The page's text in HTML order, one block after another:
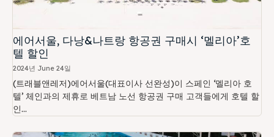
에어서울, 다낭&나트랑 항공권 구매시 ‘멜리아’호
텔 할인
2024년 June 24일
(트래블앤레저)에어서울(대표이사 선완성)이 스페인 ‘멜리아 호
텔’ 체인과의 제휴로 베트남 노선 항공권 구매 고객들에게 호텔 할
인...